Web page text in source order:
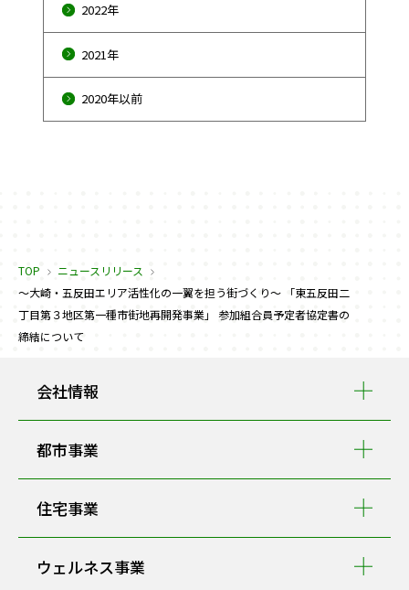
2022年
2021年
2020年以前
TOP
ニュースリリース
～大崎・五反田エリア活性化の一翼を担う街づくり～ 「東五反田二
丁目第３地区第一種市街地再開発事業」 参加組合員予定者協定書の
締結について
会社情報
都市事業
住宅事業
ウェルネス事業